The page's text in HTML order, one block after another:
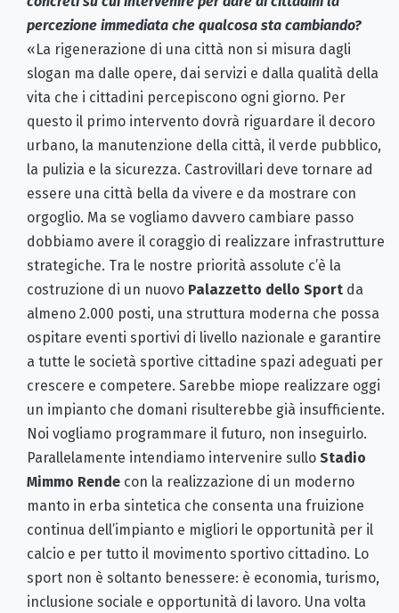
percezione immediata che qualcosa sta cambiando?
«La rigenerazione di una città non si misura dagli
slogan ma dalle opere, dai servizi e dalla qualità della
vita che i cittadini percepiscono ogni giorno. Per
questo il primo intervento dovrà riguardare il decoro
urbano, la manutenzione della città, il verde pubblico,
la pulizia e la sicurezza. Castrovillari deve tornare ad
essere una città bella da vivere e da mostrare con
orgoglio. Ma se vogliamo davvero cambiare passo
dobbiamo avere il coraggio di realizzare infrastrutture
strategiche. Tra le nostre priorità assolute c’è la
costruzione di un nuovo Palazzetto dello Sport da
almeno 2.000 posti, una struttura moderna che possa
ospitare eventi sportivi di livello nazionale e garantire
a tutte le società sportive cittadine spazi adeguati per
crescere e competere. Sarebbe miope realizzare oggi
un impianto che domani risulterebbe già insufficiente.
Noi vogliamo programmare il futuro, non inseguirlo.
Parallelamente intendiamo intervenire sullo Stadio
Mimmo Rende con la realizzazione di un moderno
manto in erba sintetica che consenta una fruizione
continua dell’impianto e migliori le opportunità per il
calcio e per tutto il movimento sportivo cittadino. Lo
sport non è soltanto benessere: è economia, turismo,
inclusione sociale e opportunità di lavoro. Una volta